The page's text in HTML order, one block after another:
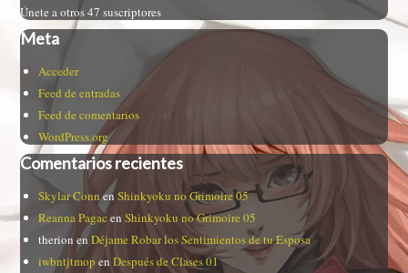
Únete a otros 47 suscriptores
Meta
Acceder
Feed de entradas
Feed de comentarios
WordPress.org
Comentarios recientes
Skylar ConnenShinkyoku no Grimoire 05
Reanna Pagac enShinkyoku no Grimoire 05
therion enDéjame Robar los Sentimientos de tu Esposa
iwbntjtmop enDespués de Clases 01